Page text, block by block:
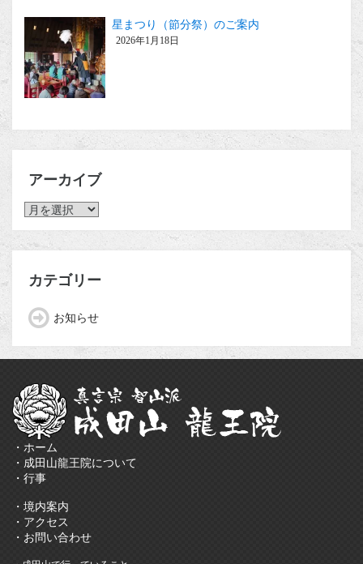
星まつり（節分祭）のご案内
2026年1月18日
アーカイブ
ア
カテゴリー
お知らせ
・ホーム
・成田山龍王院について
・行事
・境内案内
・アクセス
・お問い合わせ